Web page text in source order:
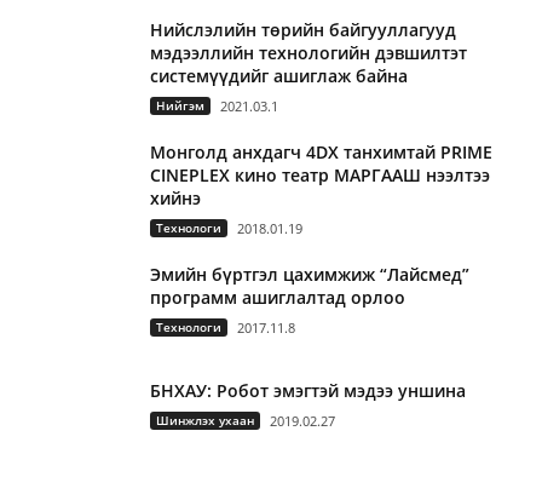
Нийслэлийн төрийн байгууллагууд
мэдээллийн технологийн дэвшилтэт
системүүдийг ашиглаж байна
Нийгэм 2021.03.1
Монголд анхдагч 4DX танхимтай PRIME
CINEPLEX кино театр МАРГААШ нээлтээ
хийнэ
Технологи 2018.01.19
Эмийн бүртгэл цахимжиж “Лайсмед”
программ ашиглалтад орлоо
Технологи 2017.11.8
БНХАУ: Робот эмэгтэй мэдээ уншина
Шинжлэх ухаан 2019.02.27